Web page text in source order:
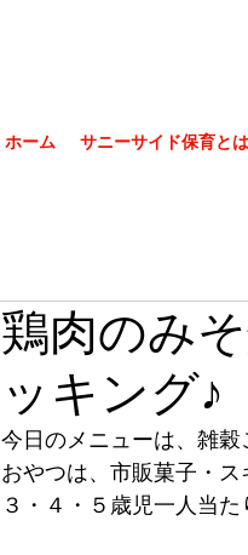
ホーム サニーサイド保育とは
鶏肉のみ
ッキング♪
今日のメニューは、雑
おやつは、市販菓子・
３・４・５歳児一人当